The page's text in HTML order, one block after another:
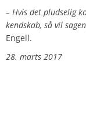
– Hvis det pludselig
kendskab, så vil
Engell.
28. marts 2017